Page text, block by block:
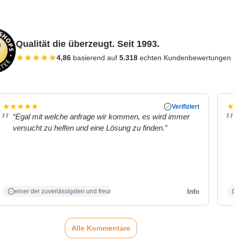
Qualität die überzeugt. Seit 1993.
★★★★★4,86 basierend auf 5.318 echten Kundenbewertungen
★★★★★ Verifiziert
“Egal mit welche anfrage wir kommen, es wird immer
versucht zu helfen und eine Lösung zu finden.”
einer der zuverlässigsten und freundlichsten Partner Info
★
Alle Kommentare